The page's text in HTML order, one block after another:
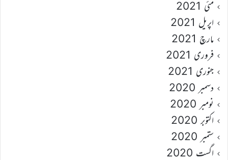
مئی 2021
اپریل 2021
مارچ 2021
فروری 2021
جنوری 2021
دسمبر 2020
نومبر 2020
اکتوبر 2020
ستمبر 2020
اگست 2020